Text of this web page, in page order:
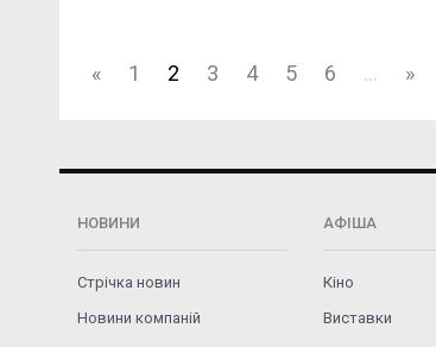
« 1 2 3 4 5 6 ... »
НОВИНИ
Стрічка новин
Новини компаній
АФІША
Кіно
Виставки